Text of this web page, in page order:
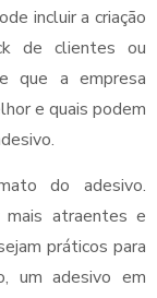
incluir a criação
de clientes ou
que a empresa
e quais podem
do adesivo.
mais atraentes e
práticos para
um adesivo em